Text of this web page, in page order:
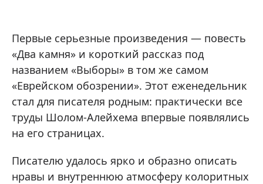
Первые серьезные произведения — повесть
«Два камня» и короткий рассказ под
названием «Выборы» в том же самом
«Еврейском обозрении». Этот еженедельник
стал для писателя родным: практически все
труды Шолом-Алейхема впервые появлялись
на его страницах.
Писателю удалось ярко и образно описать
нравы и внутреннюю атмосферу колоритных